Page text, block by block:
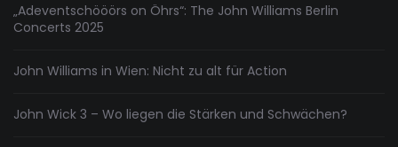
„Adeventschööörs on Öhrs“: The John Williams Berlin
Concerts 2025
John Williams in Wien: Nicht zu alt für Action
John Wick 3 – Wo liegen die Stärken und Schwächen?